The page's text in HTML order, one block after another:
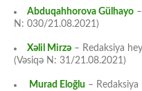
Abduqahhorova Gülhayo
N: 030/21.08.2021)
Xəlil Mirzə – Redaksiya
(Vəsiqə N: 31/21.08.2021)
Murad Eloğlu –